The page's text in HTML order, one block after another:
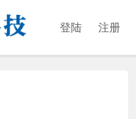
登陆 注册